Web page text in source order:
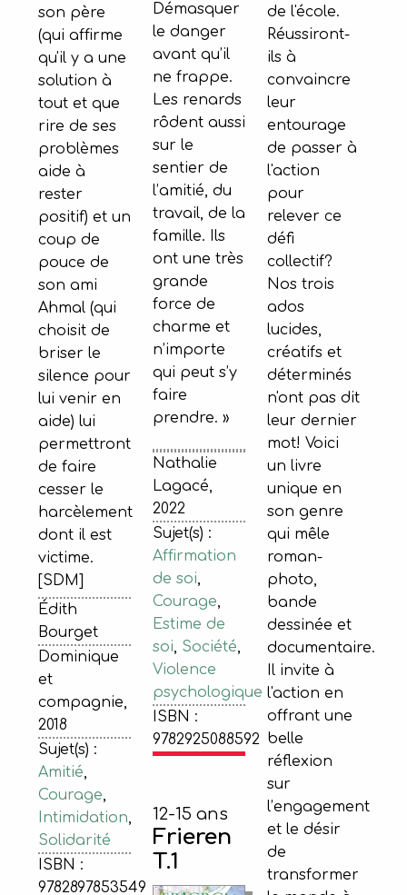
son père
(qui affirme
qu'il y a une
solution à
tout et que
rire de ses
problèmes
aide à
rester
positif) et un
coup de
pouce de
son ami
Ahmal (qui
choisit de
briser le
silence pour
lui venir en
aide) lui
permettront
de faire
cesser le
harcèlement
dont il est
victime.
[SDM]
Édith
Bourget
Dominique
et
compagnie,
2018
Sujet(s) :
Amitié,
Courage,
Intimidation,
Solidarité
ISBN :
9782897853549
Démasquer
le danger
avant qu’il
ne frappe.
Les renards
rôdent aussi
sur le
sentier de
l’amitié, du
travail, de la
famille. Ils
ont une très
grande
force de
charme et
n’importe
qui peut s’y
faire
prendre. »
Nathalie
Lagacé,
2022
Sujet(s) :
Affirmation
de soi,
Courage,
Estime de
soi, Société,
Violence
psychologique
ISBN :
9782925088592
de l'école.
Réussiront-
ils à
convaincre
leur
entourage
de passer à
l'action
pour
relever ce
défi
collectif?
Nos trois
ados
lucides,
créatifs et
déterminés
n'ont pas dit
leur dernier
mot! Voici
un livre
unique en
son genre
qui mêle
roman-
photo,
bande
dessinée et
documentaire.
Il invite à
l'action en
offrant une
belle
réflexion
sur
l’engagement
et le désir
de
transformer
12-15 ans
Frieren
T.1